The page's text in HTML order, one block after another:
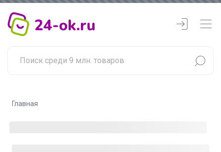
Главная